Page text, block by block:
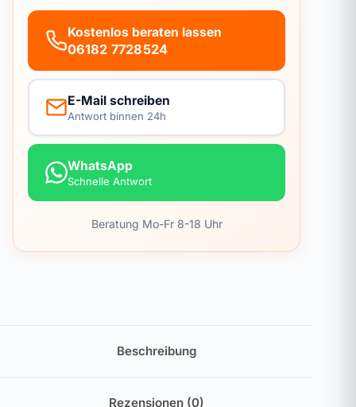
Kostenlos beraten lassen
06182 7728524
E-Mail schreiben
Antwort binnen 24h
WhatsApp
Schnelle Antwort
Beratung Mo-Fr 8-18 Uhr
Beschreibung
Rezensionen (0)